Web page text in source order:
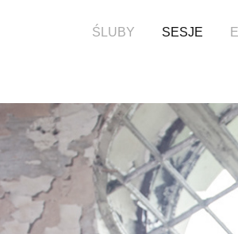
ŚLUBY SESJE